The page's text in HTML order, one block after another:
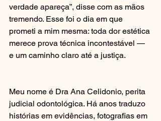
verdade apareça”, disse com as mãos
tremendo. Esse foi o dia em que
prometi a mim mesma: toda dor estética
merece prova técnica incontestável —
e um caminho claro até a justiça.
Meu nome é Dra Ana Celidonio, perita
judicial odontológica. Há anos traduzo
histórias em evidências, fotografias em